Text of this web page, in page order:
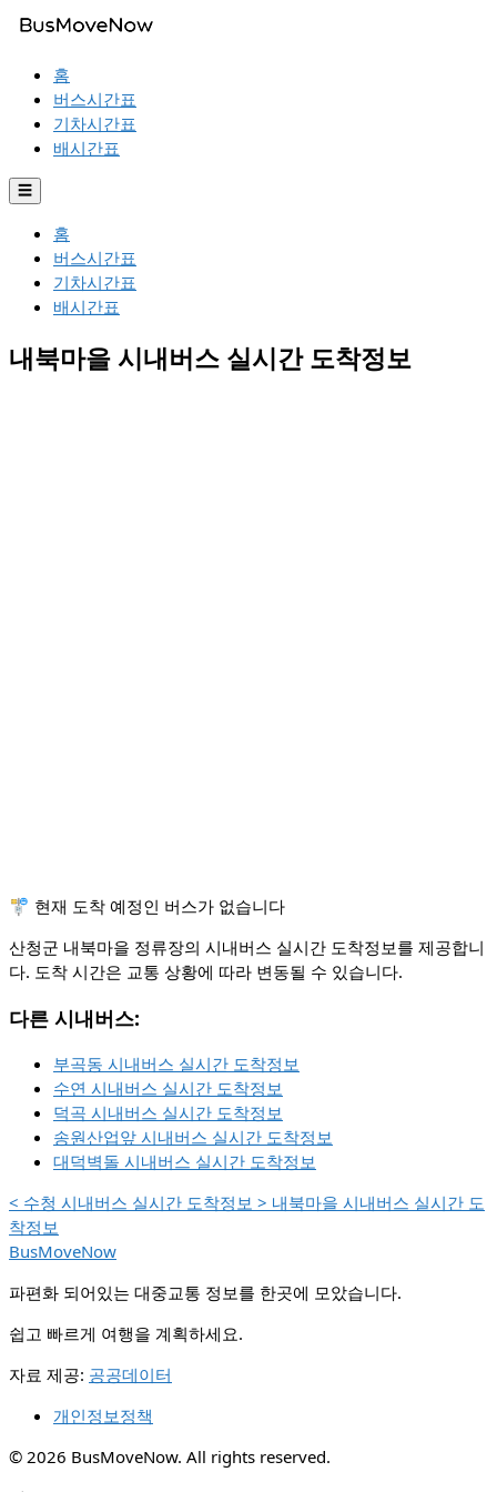
홈
버스시간표
기차시간표
배시간표
☰
홈
버스시간표
기차시간표
배시간표
내북마을 시내버스 실시간 도착정보
🚏 현재 도착 예정인 버스가 없습니다
산청군 내북마을 정류장의 시내버스 실시간 도착정보를 제공합니
다. 도착 시간은 교통 상황에 따라 변동될 수 있습니다.
다른 시내버스:
부곡동 시내버스 실시간 도착정보
수연 시내버스 실시간 도착정보
덕곡 시내버스 실시간 도착정보
송원산업앞 시내버스 실시간 도착정보
대덕벽돌 시내버스 실시간 도착정보
< 수청 시내버스 실시간 도착정보 > 내북마을 시내버스 실시간 도
착정보
BusMoveNow
파편화 되어있는 대중교통 정보를 한곳에 모았습니다.
쉽고 빠르게 여행을 계획하세요.
자료 제공: 공공데이터
개인정보정책
© 2026 BusMoveNow. All rights reserved.